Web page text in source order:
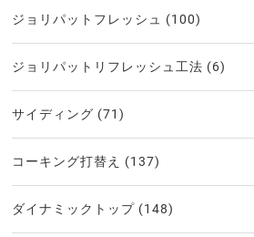
ジョリパットフレッシュ (100)
ジョリパットリフレッシュ工法 (6)
サイディング (71)
コーキング打替え (137)
ダイナミックトップ (148)